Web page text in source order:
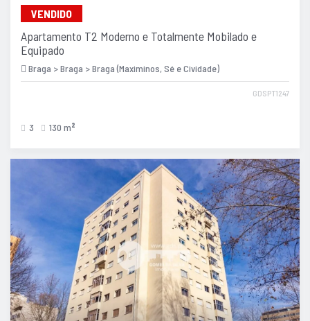
VENDIDO
Apartamento T2 Moderno e Totalmente Mobilado e
Equipado
Braga > Braga > Braga (Maximinos, Sé e Cividade)
GDSPT1247
3 130 m 2